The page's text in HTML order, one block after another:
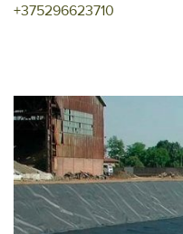
+375296623710